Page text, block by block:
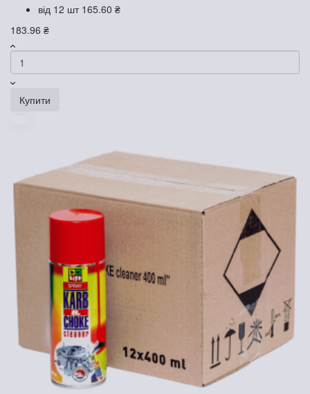
від 12 шт 165.60 ₴
183.96 ₴
Купити